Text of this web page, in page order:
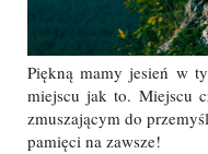
Piękną mamy jesień w
miejscu jak to. Miejscu
zmuszającym do
pamięci na zawsze!